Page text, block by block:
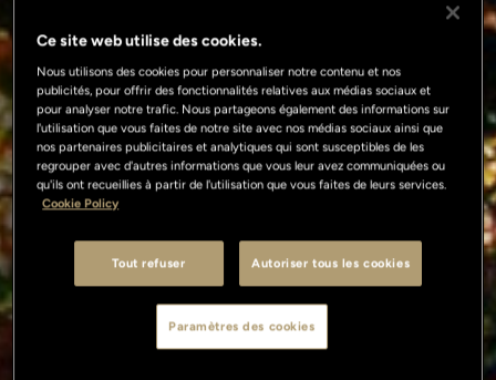
Ce site web utilise des cookies.
Nous utilisons des cookies pour personnaliser notre contenu et nos
publicités, pour offrir des fonctionnalités relatives aux médias sociaux et
pour analyser notre trafic. Nous partageons également des informations sur
l'utilisation que vous faites de notre site avec nos médias sociaux ainsi que
nos partenaires publicitaires et analytiques qui sont susceptibles de les
regrouper avec d'autres informations que vous leur avez communiquées ou
qu'ils ont recueillies à partir de l'utilisation que vous faites de leurs services.
Cookie Policy
Tout refuser Autoriser tous les cookies
Paramètres des cookies